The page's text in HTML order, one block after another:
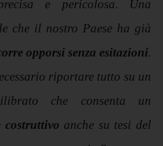
e pericolosa. Una
che il nostro Paese ha già
opporsi senza esitazioni.
riportare tutto su un
che consenta un
costruttivo anche su tesi del